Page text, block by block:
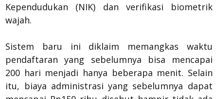
Kependudukan (NIK) dan verifikasi biometrik
wajah.
Sistem baru ini diklaim memangkas waktu
pendaftaran yang sebelumnya bisa mencapai
200 hari menjadi hanya beberapa menit. Selain
itu, biaya administrasi yang sebelumnya dapat